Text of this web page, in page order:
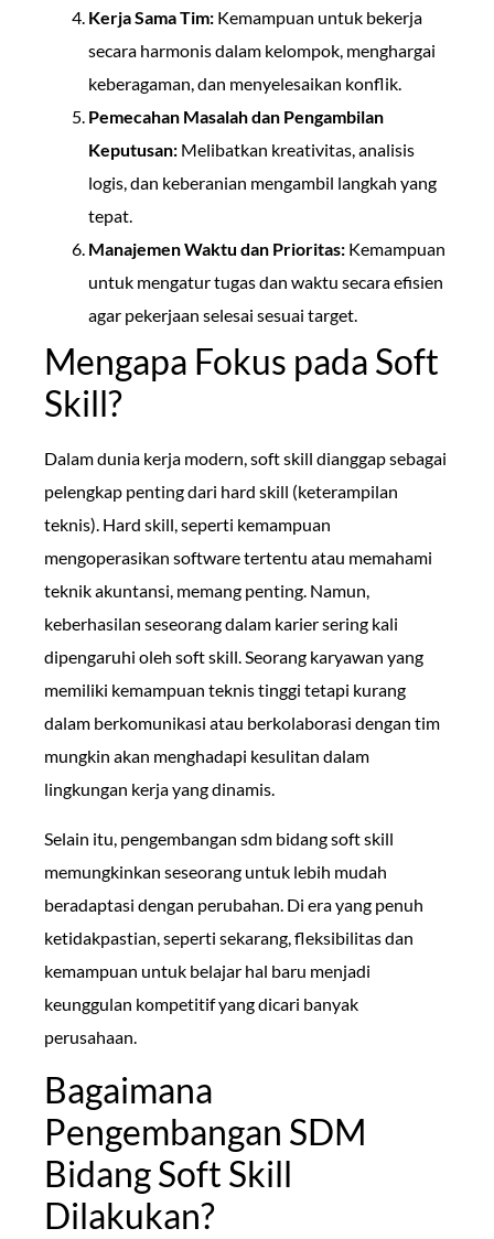
Kerja Sama Tim: Kemampuan untuk bekerja
secara harmonis dalam kelompok, menghargai
keberagaman, dan menyelesaikan konflik.
Pemecahan Masalah dan Pengambilan
Keputusan: Melibatkan kreativitas, analisis
logis, dan keberanian mengambil langkah yang
tepat.
Manajemen Waktu dan Prioritas: Kemampuan
untuk mengatur tugas dan waktu secara efisien
agar pekerjaan selesai sesuai target.
Mengapa Fokus pada Soft
Skill?
Dalam dunia kerja modern, soft skill dianggap sebagai
pelengkap penting dari hard skill (keterampilan
teknis). Hard skill, seperti kemampuan
mengoperasikan software tertentu atau memahami
teknik akuntansi, memang penting. Namun,
keberhasilan seseorang dalam karier sering kali
dipengaruhi oleh soft skill. Seorang karyawan yang
memiliki kemampuan teknis tinggi tetapi kurang
dalam berkomunikasi atau berkolaborasi dengan tim
mungkin akan menghadapi kesulitan dalam
lingkungan kerja yang dinamis.
Selain itu, pengembangan sdm bidang soft skill
memungkinkan seseorang untuk lebih mudah
beradaptasi dengan perubahan. Di era yang penuh
ketidakpastian, seperti sekarang, fleksibilitas dan
kemampuan untuk belajar hal baru menjadi
keunggulan kompetitif yang dicari banyak
perusahaan.
Bagaimana
Pengembangan SDM
Bidang Soft Skill
Dilakukan?